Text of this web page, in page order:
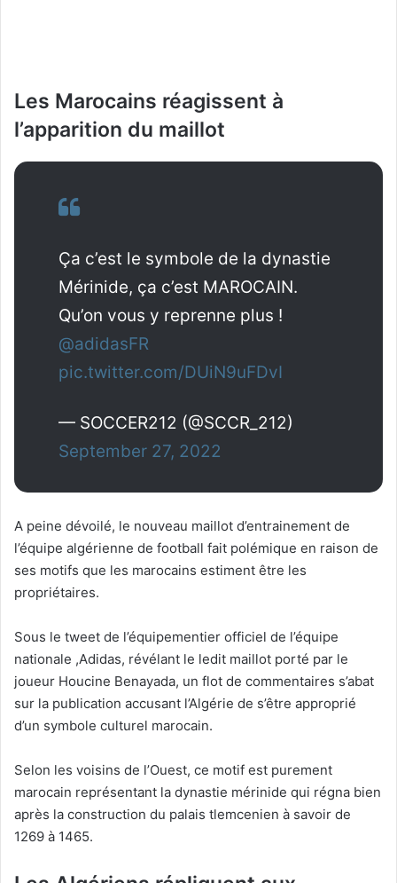
Les Marocains réagissent à
l’apparition du maillot
Ça c’est le symbole de la dynastie
Mérinide, ça c’est MAROCAIN.
Qu’on vous y reprenne plus !
@adidasFR
pic.twitter.com/DUiN9uFDvI
— SOCCER212 (@SCCR_212)
September 27, 2022
A peine dévoilé, le nouveau maillot d’entrainement de
l’équipe algérienne de football fait polémique en raison de
ses motifs que les marocains estiment être les
propriétaires.
Sous le tweet de l’équipementier officiel de l’équipe
nationale ,Adidas, révélant le ledit maillot porté par le
joueur Houcine Benayada, un flot de commentaires s’abat
sur la publication accusant l’Algérie de s’être approprié
d’un symbole culturel marocain.
Selon les voisins de l’Ouest, ce motif est purement
marocain représentant la dynastie mérinide qui régna bien
après la construction du palais tlemcenien à savoir de
1269 à 1465.